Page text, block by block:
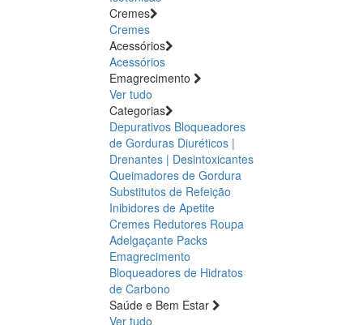
Cremes
Cremes
Acessórios
Acessórios
Emagrecimento
Ver tudo
Categorias
Depurativos Bloqueadores
de Gorduras Diuréticos |
Drenantes | Desintoxicantes
Queimadores de Gordura
Substitutos de Refeição
Inibidores de Apetite
Cremes Redutores Roupa
Adelgaçante Packs
Emagrecimento
Bloqueadores de Hidratos
de Carbono
Saúde e Bem Estar
Ver tudo